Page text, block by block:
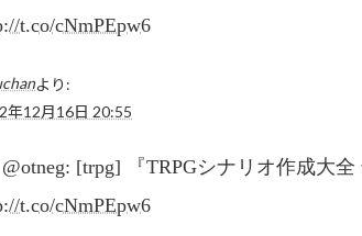
t.co/cNmPEpw6
より:
年12月16日 20:55
[trpg] 『TRPGシナリオ作成大
t.co/cNmPEpw6